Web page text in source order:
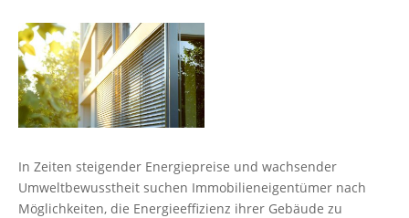
In Zeiten steigender Energiepreise und wachsender
Umweltbewusstheit suchen Immobilieneigentümer nach
Möglichkeiten, die Energieeffizienz ihrer Gebäude zu